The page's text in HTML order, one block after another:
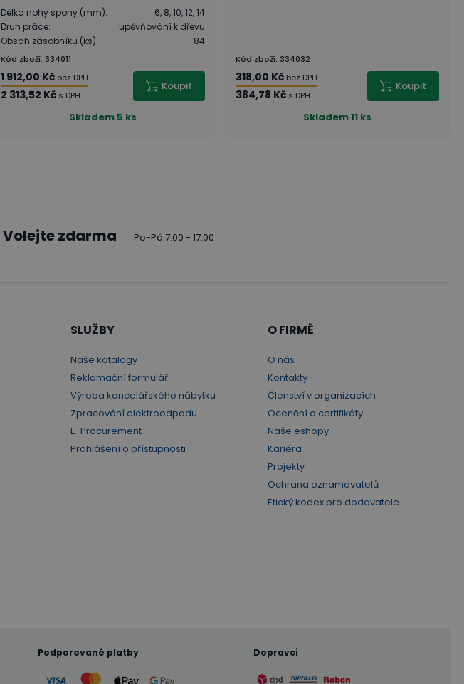
Délka nohy spony (mm):
6, 8, 10, 12, 14
Druh práce:
upěvňování k dřevu
Obsah zásobníku (ks): 84
Kód zboží: 334011
1 912,00 Kč bez DPH
2 313,52 Kč s DPH
Koupit
Skladem 5 ks
Kód zboží: 334032
318,00 Kč bez DPH
384,78 Kč s DPH
Koupit
Skladem11 ks
Volejte zdarma Po-Pá 7:00 - 17:00
SLUŽBY
Naše katalogy
Reklamační formulář
Výroba kancelářského nábytku
Zpracování elektroodpadu
E-Procurement
Prohlášení o přístupnosti
O FIRMĚ
O nás
Kontakty
Členství v organizacích
Ocenění a certifikáty
Naše eshopy
Kariéra
Projekty
Ochrana oznamovatelů
Etický kodex pro dodavatele
Podporované platby Dopravci